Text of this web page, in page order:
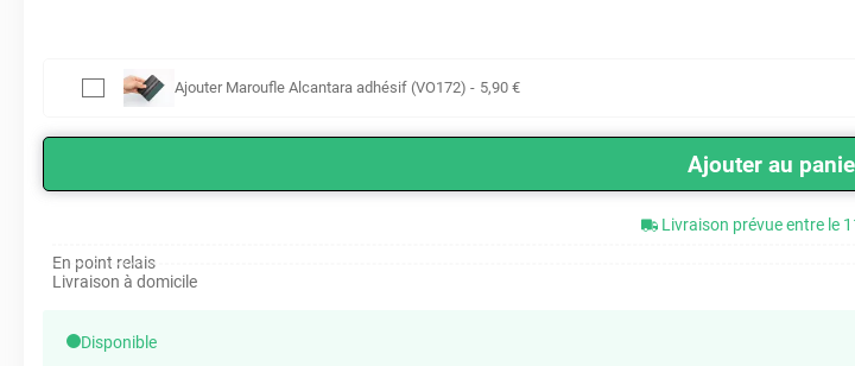
Ajouter Maroufle Alcantara adhésif (VO172) - 5,90 €
Ajouter au
Livraison prévue entre le
En point relais
Livraison à domicile
Disponible